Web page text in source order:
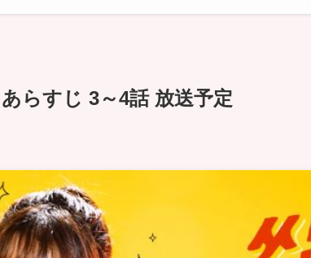
らすじ 3～4話 放送予定